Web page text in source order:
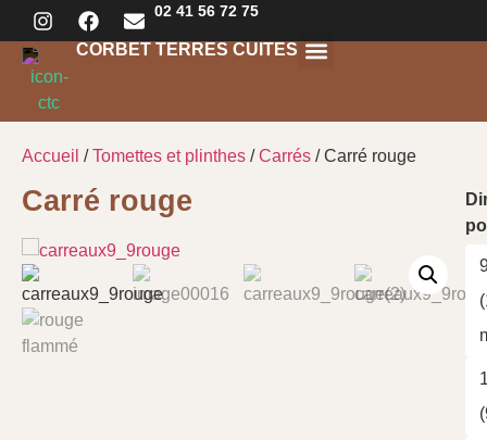
02 41 56 72 75
CORBET TERRES CUITES
Accueil /Tomettes et plinthes /Carrés / Carré rouge
Carré rouge